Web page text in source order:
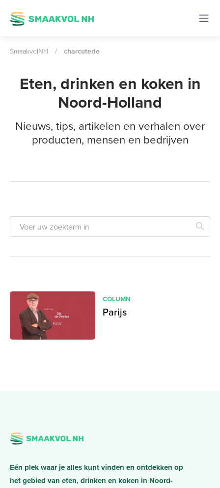
SmaakvolNH / charcuterie
Eten, drinken en koken in
Noord-Holland
Nieuws, tips, artikelen en verhalen over
producten, mensen en bedrijven
COLUMN
Parijs
Eén plek waar je alles kunt vinden en ontdekken op
het gebied van eten, drinken en koken in Noord-